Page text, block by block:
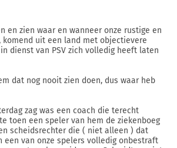
en zien waar en wanneer onze rustige en
komend uit een land met objectievere
dienst van PSV zich volledig heeft laten
dat nog nooit zien doen, dus waar heb
zag was een coach die terecht
toen een speler van hem de ziekenboeg
scheidsrechter die ( niet alleen ) dat
een van onze spelers volledig onbestraft